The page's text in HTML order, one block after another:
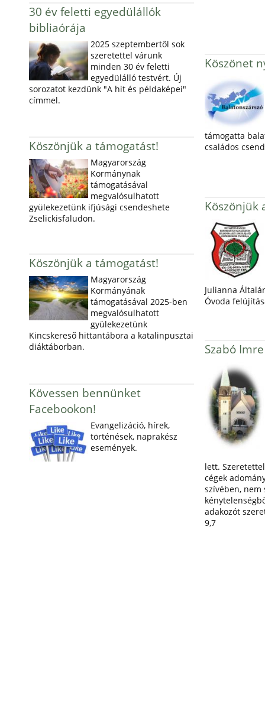
30 év feletti egyedülállók
bibliaórája
2025 szeptembertől sok
szeretettel várunk
minden 30 év feletti
egyedülálló testvért. Új
sorozatot kezdünk "A hit és példaképei"
címmel.
Köszönet
támogatta
családos
Köszönjük a támogatást!
Magyarország
Kormánynak
támogatásával
megvalósulhatott
gyülekezetünk ifjúsági csendeshete
Zselickisfaludon.
Köszönjük
Julianna
Óvoda
Köszönjük a támogatást!
Magyarország
Kormányának
támogatásával 2025-ben
megvalósulhatott
gyülekezetünk
Kincskereső hittantábora a katalinpusztai
diáktáborban.
Szabó
lett.
cégek
szívében, nem
adakozót
9,7
Kövessen bennünket
Facebookon!
Evangelizáció, hírek,
történések, naprakész
események.